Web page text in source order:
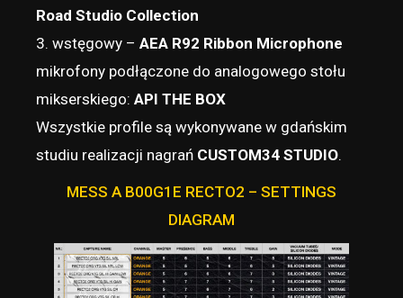
Road Studio Collection
3. wstęgowy – AEA R92 Ribbon Microphone
mikrofony podłączone do analogowego stołu
mikserskiego: API THE BOX
Wszystkie profile są wykonywane w gdańskim
studiu realizacji nagrań CUSTOM34 STUDIO.
MESS A B00G1E RECTO2 – SETTINGS
DIAGRAM